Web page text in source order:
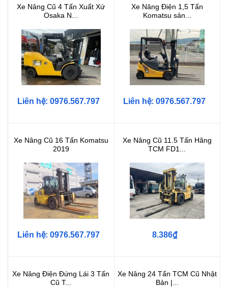
Xe Nâng Cũ 4 Tấn Xuất Xứ
Osaka N...
Liên hệ: 0976.567.797
Xe Nâng Điện 1,5 Tấn
Komatsu sản...
Liên hệ: 0976.567.797
Xe Nâng Cũ 16 Tấn Komatsu
2019
Liên hệ: 0976.567.797
Xe Nâng Cũ 11.5 Tấn Hãng
TCM FD1...
8.386₫
Xe Nâng Điện Đứng Lái 3 Tấn
Cũ T...
Xe Nâng 24 Tấn TCM Cũ Nhật
Bản |...